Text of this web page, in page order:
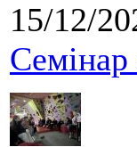
15/12/
Семінар